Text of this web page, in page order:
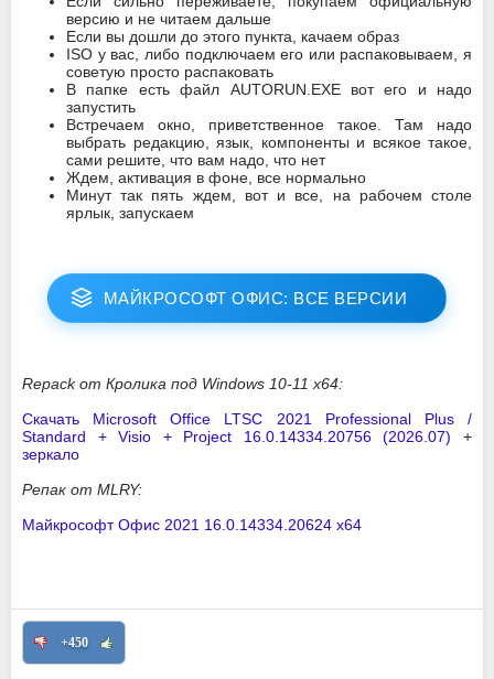
версию и не читаем дальше
Если вы дошли до этого пункта, качаем образ
ISO у вас, либо подключаем его или распаковываем, я
советую просто распаковать
В папке есть файл AUTORUN.EXE вот его и надо
запустить
Встречаем окно, приветственное такое. Там надо
выбрать редакцию, язык, компоненты и всякое такое,
сами решите, что вам надо, что нет
Ждем, активация в фоне, все нормально
Минут так пять ждем, вот и все, на рабочем столе
ярлык, запускаем
МАЙКРОСОФТ ОФИС: ВСЕ ВЕРСИИ
Repack от Кролика под Windows 10-11 x64:
Скачать Microsoft Office LTSC 2021 Professional Plus /
Standard + Visio + Project 16.0.14334.20756 (2026.07) +
зеркало
Репак от MLRY:
Майкрософт Офис 2021 16.0.14334.20624 x64
+450